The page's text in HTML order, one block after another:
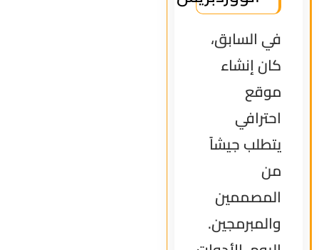
في السابق،
كان إنشاء
موقع
احترافي
يتطلب جيشاً
من
المصممين
والمبرمجين.